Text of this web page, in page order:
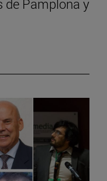
de Pamplona y